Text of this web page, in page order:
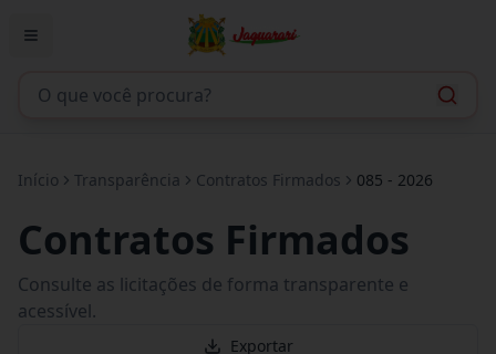
Início Transparência Contratos Firmados 085 - 2026
Contratos Firmados
Consulte as licitações de forma transparente e
acessível.
Exportar